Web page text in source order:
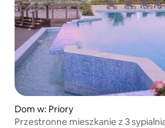
Dom w: Priory
Przestronne mieszkanie z 3